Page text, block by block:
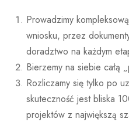
Prowadzimy
wniosku, przez
doradztwo na każdym
Bierzemy na siebie całą
Rozliczamy się tylko po
skuteczność jest bliska
projektów z największą